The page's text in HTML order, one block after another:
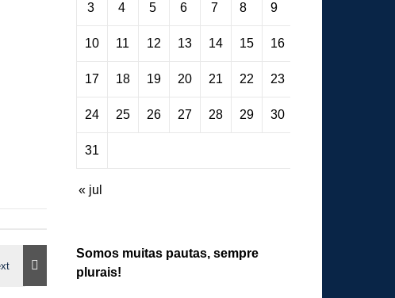
3 4 5 6 7 8 9
10 11 12 13 14 15 16
17 18 19 20 21 22 23
24 25 26 27 28 29 30
31
« jul
Somos muitas pautas, sempre
plurais!